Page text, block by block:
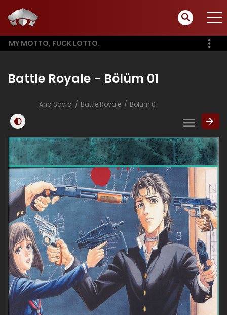
MY MOTTO, FUCK LOTTO.
Battle Royale - Bölüm 01
Ana Sayfa Battle Royale Bölüm 01